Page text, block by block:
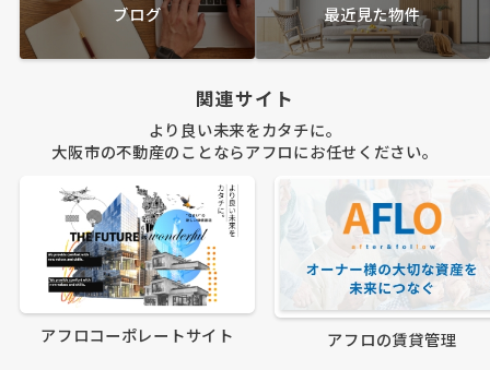
ブログ 最近見た物件
関連サイト
より良い未来をカタチに。
大阪市の不動産のことならアフロにお任せください。
アフロコーポレートサイト アフロの賃貸管理